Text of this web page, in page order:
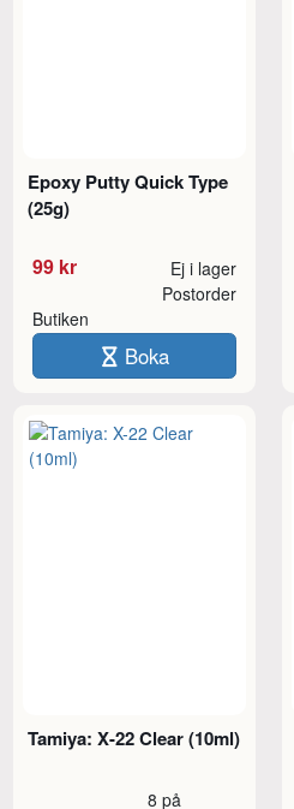
Epoxy Putty Quick Type
(25g)
99 kr Ej i lager
Butiken
Postorder
Boka
Tamiya: X-22 Clear (10ml)
8 på